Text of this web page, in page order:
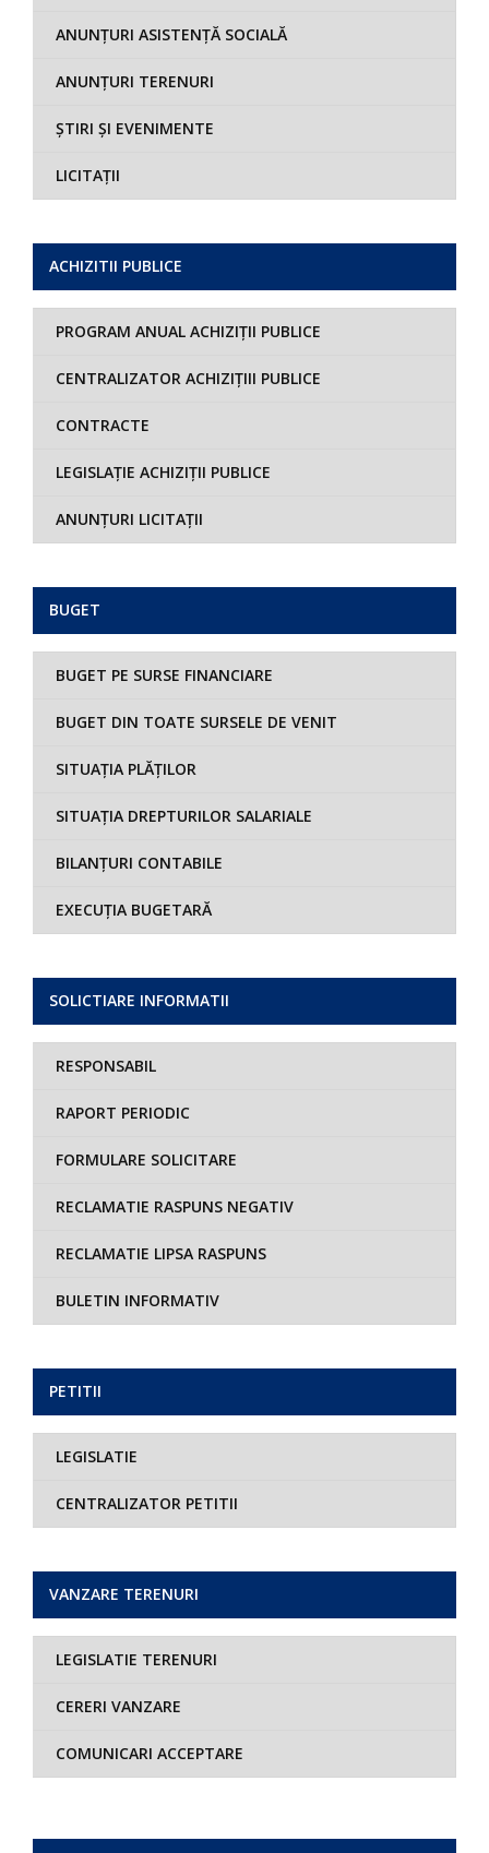
ANUNȚURI ASISTENȚĂ SOCIALĂ
ANUNȚURI TERENURI
ȘTIRI ȘI EVENIMENTE
LICITAȚII
ACHIZITII PUBLICE
PROGRAM ANUAL ACHIZIȚII PUBLICE
CENTRALIZATOR ACHIZIȚIII PUBLICE
CONTRACTE
LEGISLAȚIE ACHIZIȚII PUBLICE
ANUNȚURI LICITAȚII
BUGET
BUGET PE SURSE FINANCIARE
BUGET DIN TOATE SURSELE DE VENIT
SITUAȚIA PLĂȚILOR
SITUAȚIA DREPTURILOR SALARIALE
BILANȚURI CONTABILE
EXECUȚIA BUGETARĂ
SOLICTIARE INFORMATII
RESPONSABIL
RAPORT PERIODIC
FORMULARE SOLICITARE
RECLAMATIE RASPUNS NEGATIV
RECLAMATIE LIPSA RASPUNS
BULETIN INFORMATIV
PETITII
LEGISLATIE
CENTRALIZATOR PETITII
VANZARE TERENURI
LEGISLATIE TERENURI
CERERI VANZARE
COMUNICARI ACCEPTARE